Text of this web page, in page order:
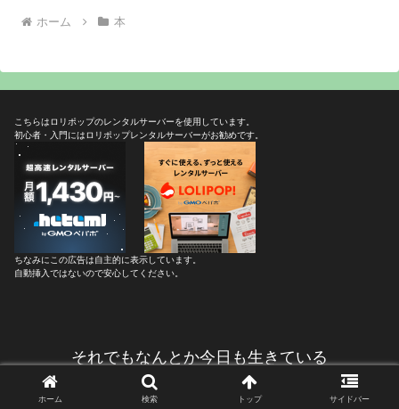
ホーム 本
こちらはロリポップのレンタルサーバーを使用しています。
初心者・入門にはロリポップレンタルサーバーがお勧めです。
ちなみにこの広告は自主的に表示しています。
自動挿入ではないので安心してください。
それでもなんとか今日も生きている
© 2005 それでもなんとか今日も生きている.
ホーム 検索 トップ サイドバー